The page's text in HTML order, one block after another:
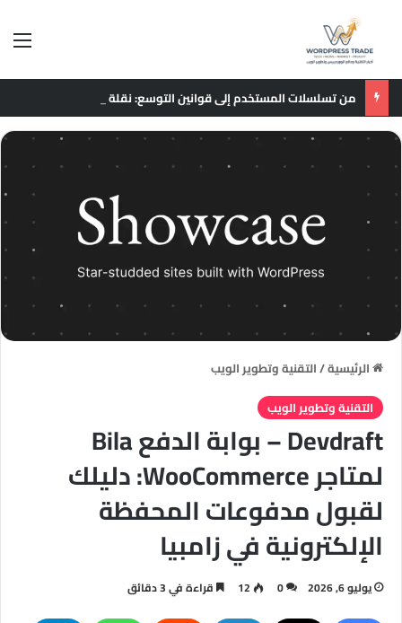
الرئيسية/التقنية وتطوير الويب
التقنية وتطوير الويب
Devdraft – بوابة الدفع Bila
لمتاجر WooCommerce: دليلك
لقبول مدفوعات المحفظة
الإلكترونية في زامبيا
يوليو 6, 2026 0
12 قراءة في 3 دقائق